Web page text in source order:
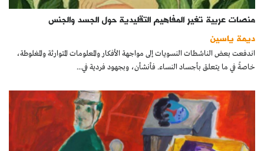
منصات عربية تغير المفاهيم التقليدية حول الجسد والجنس
ديمة ياسين
اندفعت بعض الناشطات النسويات إلى مواجهة الأفكار والمعلومات المتوارثة والمغلوطة،
خاصةً في ما يتعلق بأجساد النساء. فأنشأن، وبجهود فردية في...